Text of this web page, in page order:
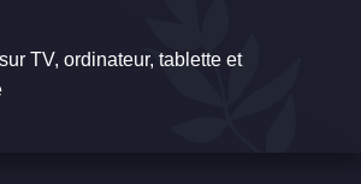
TV, ordinateur, tablette et